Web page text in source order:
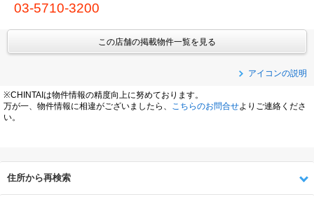
03-5710-3200
この店舗の掲載物件一覧を見る
アイコンの説明
※CHINTAIは物件情報の精度向上に努めております。
万が一、物件情報に相違がございましたら、
こちらのお問合せよりご連絡くださ
い。
住所から再検索